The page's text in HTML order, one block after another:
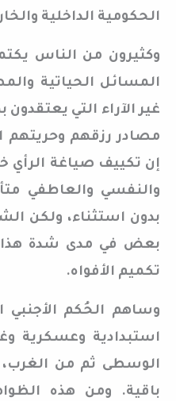
الحكومية الداخلية
وكثيرون من الناس
المسائل الحياتية
غير الآراء التي
مصادر رزقهم وحريتهم
إن تكييف صياغة الرأي
والنفسي والعاطفي
بدون استثناء، ولكن
بعض في مدى شدة هذا
تكميم الأفواه.
وساهم الحُكم الأجنبي
استبدادية وعسكرية
الوسطى ثم من
باقية. ومن هذه